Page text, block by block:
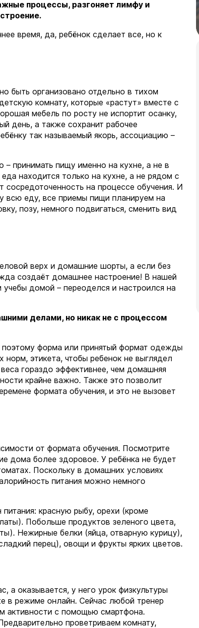
процессы, разгоняет лимфу и
.
время, да, ребёнок сделает все, но к
быть организовано отдельно в тихом
комнату, которые «растут» вместе с
мебель по росту не испортит осанку,
день, а также сохранит рабочее
так называемый якорь, ассоциацию –
принимать пищу именно на кухне, а не в
находится только на кухне, а не рядом с
сосредоточенность на процессе обучения. И
всю еду, все приемы пищи планируем на
позу, немного подвигаться, сменить вид
верх и домашние шорты, а если без
создаёт домашнее настроение! В нашей
домой – переоделся и настроился на
делами, но никак не с процессом
поэтому форма или принятый формат одежды
этикета, чтобы ребенок не выглядел
гораздо эффективнее, чем домашняя
крайне важно. Также это позволит
формата обучения, и это не вызовет
от формата обучения. Посмотрите
дома более здоровое. У ребёнка не будет
Поскольку в домашних условиях
питания можно немного
красную рыбу, орехи (кроме
Побольше продуктов зеленого цвета,
Нежирные белки (яйца, отварную курицу),
перец), овощи и фрукты ярких цветов.
а оказывается, у него урок физкультуры
в режиме онлайн. Сейчас любой тренер
активности с помощью смартфона.
проветриваем комнату,